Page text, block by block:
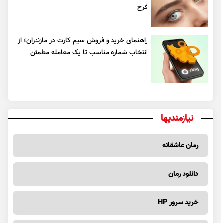
فرح
راهنمای خرید و فروش سیم کارت در مازندران؛ از
انتخاب شماره مناسب تا یک معامله مطمئن
نیازمندیها
رمان عاشقانه
دانلود رمان
خرید سرور HP